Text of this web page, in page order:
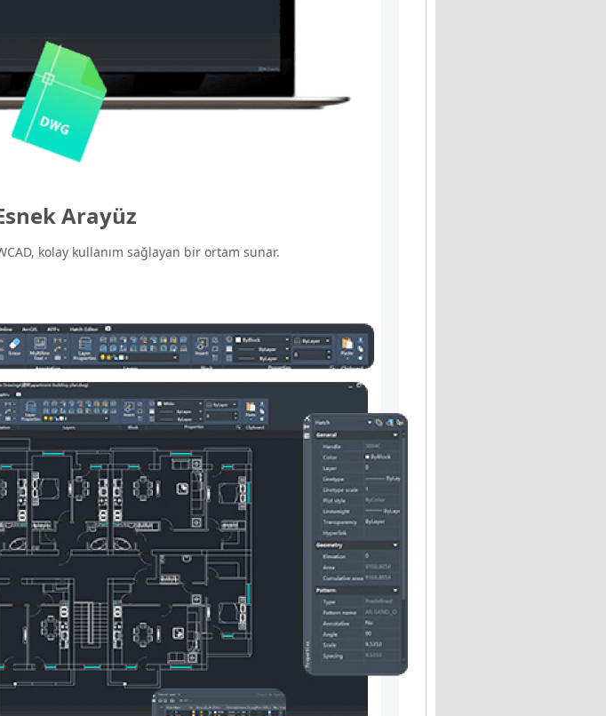
Arayüz
kolay kullanım sağlayan bir ortam sunar.